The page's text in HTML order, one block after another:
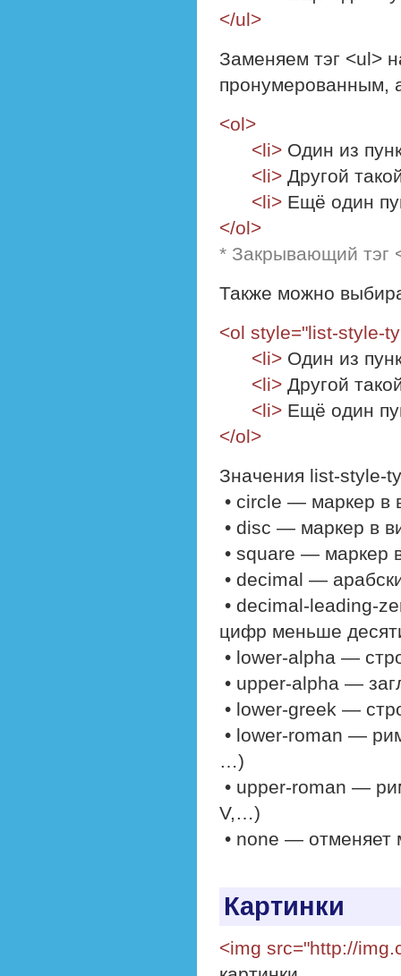
</ul>
Заменяем тэг <ul>
пронумерованным,
<ol>
<li> Один из
<li> Другой
<li> Ещё один
</ol>
* Закрывающий тэг
Также можно
<ol style="list-style-
<li> Один из
<li> Другой
<li> Ещё один
</ol>
Значения list-style-
• circle — маркер в
• disc — маркер в
• square — маркер
• decimal —
• decimal-leading-
цифр меньше
• lower-alpha —
• upper-alpha —
• lower-greek —
• lower-roman —
…)
• upper-roman —
V,…)
• none — отменяет
Картинки
<img src="http://